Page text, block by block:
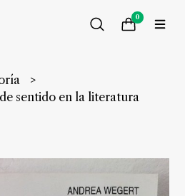
0
sentido en la literatura